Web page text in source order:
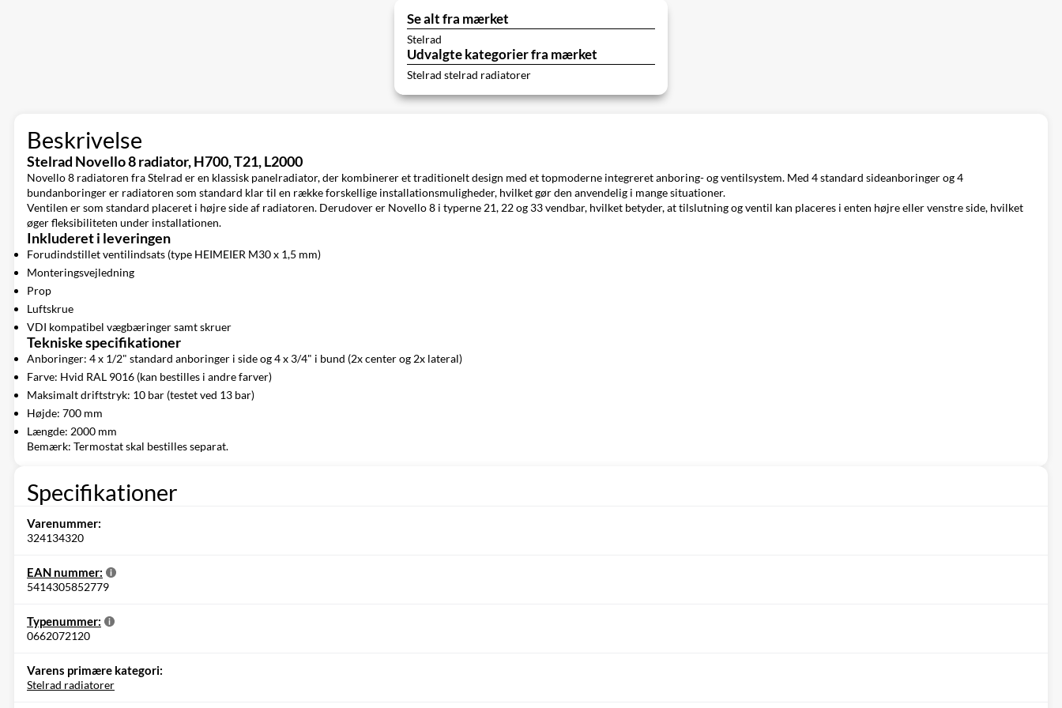
Se alt fra mærket
Stelrad
Udvalgte kategorier fra mærket
Stelrad stelrad radiatorer
Beskrivelse
Stelrad Novello 8 radiator, H700, T21, L2000
Novello 8 radiatoren fra Stelrad er en klassisk panelradiator, der kombinerer et traditionelt design med et topmoderne integreret anboring- og ventilsystem. Med 4 standard sideanboringer og 4
bundanboringer er radiatoren som standard klar til en række forskellige installationsmuligheder, hvilket gør den anvendelig i mange situationer.
Ventilen er som standard placeret i højre side af radiatoren. Derudover er Novello 8 i typerne 21, 22 og 33 vendbar, hvilket betyder, at tilslutning og ventil kan placeres i enten højre eller venstre side, hvilket
øger fleksibiliteten under installationen.
Inkluderet i leveringen
Forudindstillet ventilindsats (type HEIMEIER M30 x 1,5 mm)
Monteringsvejledning
Prop
Luftskrue
VDI kompatibel vægbæringer samt skruer
Tekniske specifikationer
Anboringer: 4 x 1/2" standard anboringer i side og 4 x 3/4" i bund (2x center og 2x lateral)
Farve: Hvid RAL 9016 (kan bestilles i andre farver)
Maksimalt driftstryk: 10 bar (testet ved 13 bar)
Højde: 700 mm
Længde: 2000 mm
Bemærk: Termostat skal bestilles separat.
Specifikationer
Varenummer:
324134320
EAN nummer:
5414305852779
Typenummer:
0662072120
Varens primære kategori:
Stelrad radiatorer